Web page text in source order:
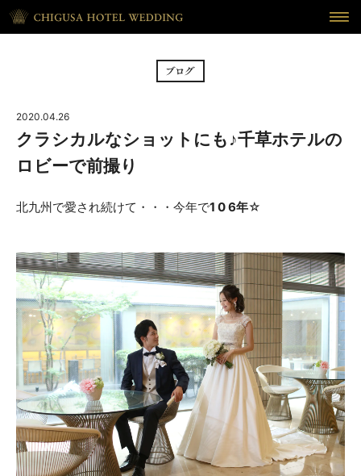
CEREMONY 挙式
RECEPTION
CUISINE
WAKON 和婚
REPORT
ウェディング・レポート
DRESS
ドレス
BLOG
ブログ
PLAN
プラン
ACCESS
アクセス
CONTACT
お問い合わせ
093-671-1131
平日 11:00-19:00（火曜定休） / 土日 10:00-19:00
2020.04.26
クラシカルなショットにも♪千草ホテルの
ロビーで前撮り
北九州で愛され続けて・・・今年で1 0 6年☆